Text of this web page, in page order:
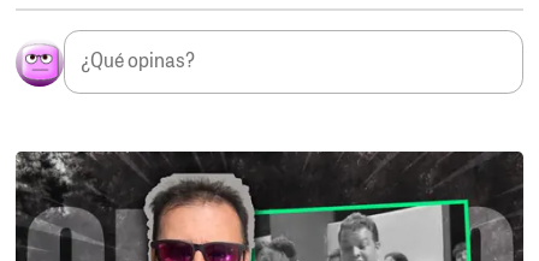
Congreso que hoy pretenden repetir el plato y seguir
aferrados a la mamadera estatal. José Luis Elías, Jorge
Marticorena y Raúl Huamán deben ser rechazados en
las urnas por los votantes el próximo 12 de abril. Su
accionar ha estado marcado únicamente por intereses
personales y de grupo. El pueblo tiene la palabra:
castigarlos con su voto.